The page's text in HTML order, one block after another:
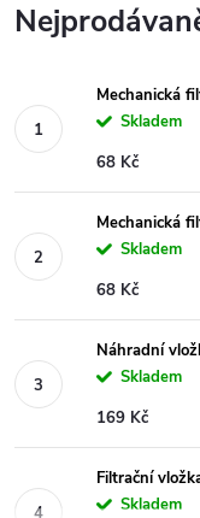
Mechanická
Skladem
68 Kč
Mechanická
Skladem
68 Kč
Náhradní
Skladem
169 Kč
Filtrační
Skladem